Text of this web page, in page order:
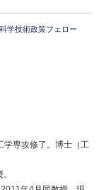
学技術政策フェロー
学専攻修了。博士（工